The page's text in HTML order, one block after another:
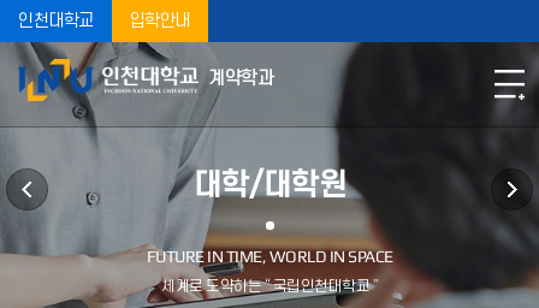
인천대학교 입학안내
계약학과
대학/대학원